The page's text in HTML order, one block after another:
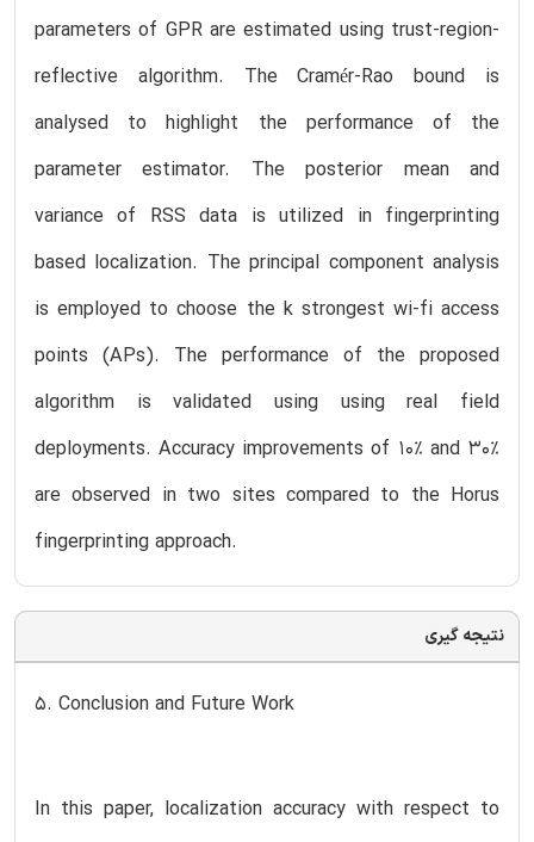
parameters of GPR are estimated using trust-region-
reflective algorithm. The Cramér-Rao bound is
analysed to highlight the performance of the
parameter estimator. The posterior mean and
variance of RSS data is utilized in fingerprinting
based localization. The principal component analysis
is employed to choose the k strongest wi-fi access
points (APs). The performance of the proposed
algorithm is validated using using real field
deployments. Accuracy improvements of 10% and 30%
are observed in two sites compared to the Horus
fingerprinting approach.
نتیجه گیری
5. Conclusion and Future Work
In this paper, localization accuracy with respect to